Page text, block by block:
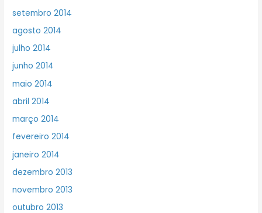
setembro 2014
agosto 2014
julho 2014
junho 2014
maio 2014
abril 2014
março 2014
fevereiro 2014
janeiro 2014
dezembro 2013
novembro 2013
outubro 2013